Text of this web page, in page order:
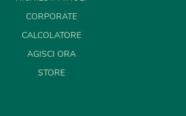
CORPORATE
CALCOLATORE
AGISCI ORA
STORE